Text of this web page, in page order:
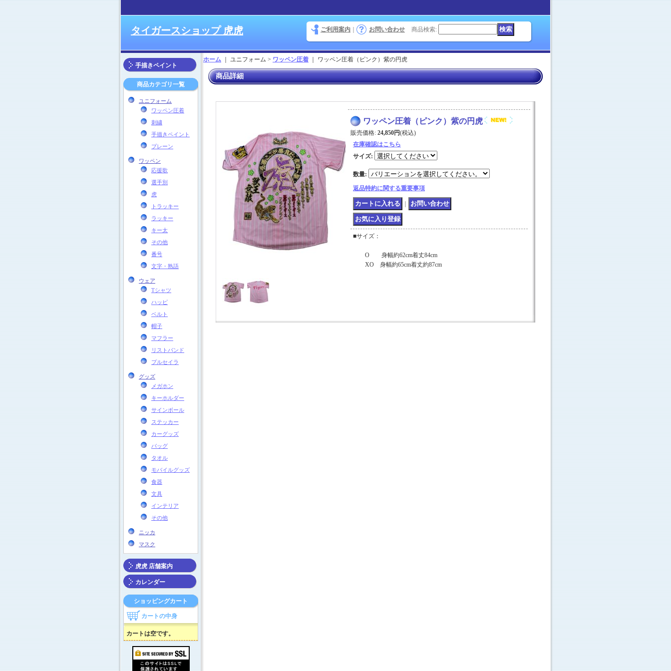
タイガースショップ 虎虎 ご利用案内 お問い合わせ 商品検索:
手描きペイント
商品カテゴリ一覧
ユニフォーム
ワッペン圧着
刺繍
手描きペイント
プレーン
ワッペン
応援歌
選手別
虎
トラッキー
ラッキー
キー太
その他
番号
文字・熟語
ウェア
Tシャツ
ハッピ
ベルト
帽子
マフラー
リストバンド
プルセイラ
グッズ
メガホン
キーホルダー
サインボール
ステッカー
カーグッズ
バッグ
タオル
モバイルグッズ
食器
文具
インテリア
その他
ニッカ
マスク
虎虎 店舗案内
カレンダー
ショッピングカート
カートの中身
カートは空です。
ホーム ｜ ユニフォーム > ワッペン圧着 ワッペン圧着（ピンク）紫の円虎
商品詳細
ワッペン圧着（ピンク）紫の円虎
販売価格: 24,850円(税込)
在庫確認はこちら
サイズ:
数量:
返品特約に関する重要事項
■サイズ：
O 身幅約62cm着丈84cm
XO 身幅約65cm着丈約87cm